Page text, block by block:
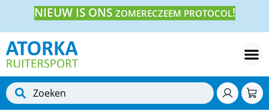
NIEUW IS ONS ZOMERECZEEM PROTOCOL!